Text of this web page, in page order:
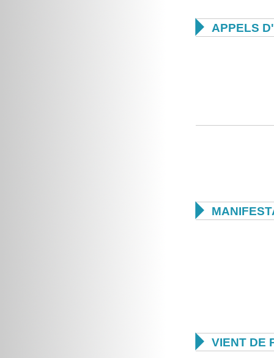
 APPELS

 VIENT DE